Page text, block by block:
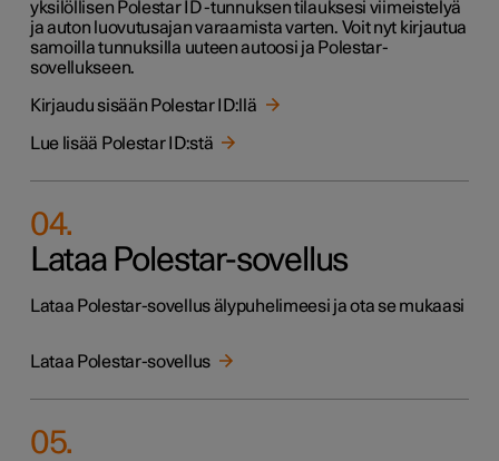
yksilöllisen Polestar ID -tunnuksen tilauksesi viimeistelyä
ja auton luovutusajan varaamista varten. Voit nyt kirjautua
samoilla tunnuksilla uuteen autoosi ja Polestar-
sovellukseen.
Kirjaudu sisään Polestar ID:llä
Lue lisää Polestar ID:stä
04.
Lataa Polestar-sovellus
Lataa Polestar-sovellus älypuhelimeesi ja ota se mukaasi
Lataa Polestar-sovellus
05.